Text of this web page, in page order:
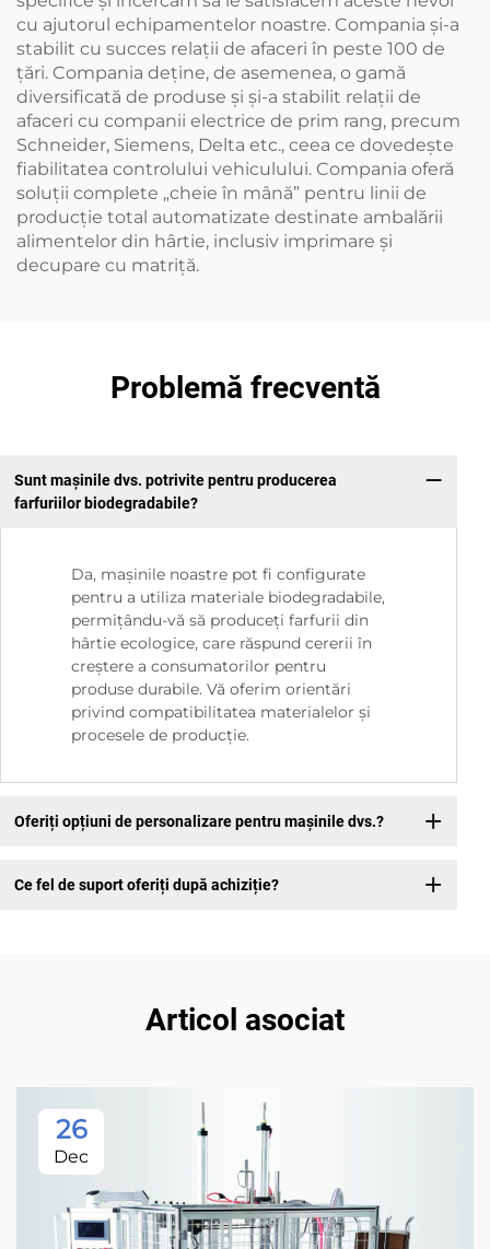
cu ajutorul echipamentelor noastre. Compania și-a
stabilit cu succes relații de afaceri în peste 100 de
țări. Compania deține, de asemenea, o gamă
diversificată de produse și și-a stabilit relații de
afaceri cu companii electrice de prim rang, precum
Schneider, Siemens, Delta etc., ceea ce dovedește
fiabilitatea controlului vehiculului. Compania oferă
soluții complete „cheie în mână” pentru linii de
producție total automatizate destinate ambalării
alimentelor din hârtie, inclusiv imprimare și
decupare cu matriță.
Problemă frecventă
Sunt mașinile dvs. potrivite pentru producerea
farfuriilor biodegradabile?
Da, mașinile noastre pot fi configurate
pentru a utiliza materiale biodegradabile,
permițându-vă să produceți farfurii din
hârtie ecologice, care răspund cererii în
creștere a consumatorilor pentru
produse durabile. Vă oferim orientări
privind compatibilitatea materialelor și
procesele de producție.
Oferiți opțiuni de personalizare pentru mașinile dvs.?
Ce fel de suport oferiți după achiziție?
Articol asociat
26
Dec